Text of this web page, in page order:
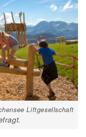
Liftgesellschaft